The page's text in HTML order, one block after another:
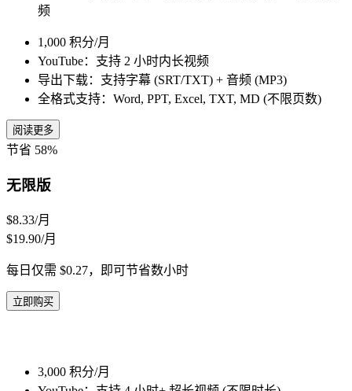
频
1,000 积分/月
YouTube：支持 2 小时内长视频
导出下载：支持字幕 (SRT/TXT) + 音频 (MP3)
全格式支持：Word, PPT, Excel, TXT, MD (不限页数)
阅读更多
节省 58%
无限版
$8.33/月
$19.90/月
每日仅需 $0.27，即可节省数小时
立即购买
3,000 积分/月